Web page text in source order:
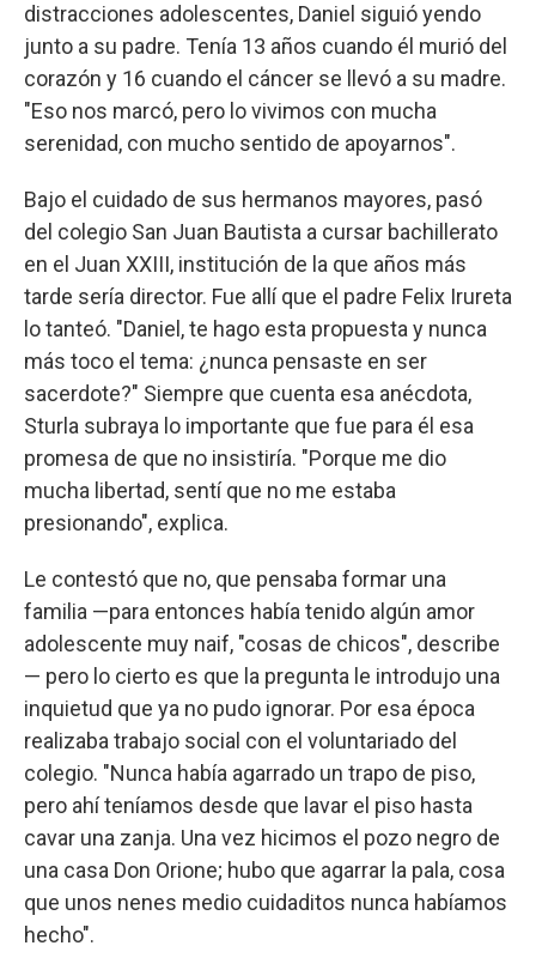
distracciones adolescentes, Daniel siguió yendo
junto a su padre. Tenía 13 años cuando él murió del
corazón y 16 cuando el cáncer se llevó a su madre.
"Eso nos marcó, pero lo vivimos con mucha
serenidad, con mucho sentido de apoyarnos".
Bajo el cuidado de sus hermanos mayores, pasó
del colegio San Juan Bautista a cursar bachillerato
en el Juan XXIII, institución de la que años más
tarde sería director. Fue allí que el padre Felix Irureta
lo tanteó. "Daniel, te hago esta propuesta y nunca
más toco el tema: ¿nunca pensaste en ser
sacerdote?" Siempre que cuenta esa anécdota,
Sturla subraya lo importante que fue para él esa
promesa de que no insistiría. "Porque me dio
mucha libertad, sentí que no me estaba
presionando", explica.
Le contestó que no, que pensaba formar una
familia —para entonces había tenido algún amor
adolescente muy naif, "cosas de chicos", describe
— pero lo cierto es que la pregunta le introdujo una
inquietud que ya no pudo ignorar. Por esa época
realizaba trabajo social con el voluntariado del
colegio. "Nunca había agarrado un trapo de piso,
pero ahí teníamos desde que lavar el piso hasta
cavar una zanja. Una vez hicimos el pozo negro de
una casa Don Orione; hubo que agarrar la pala, cosa
que unos nenes medio cuidaditos nunca habíamos
hecho".